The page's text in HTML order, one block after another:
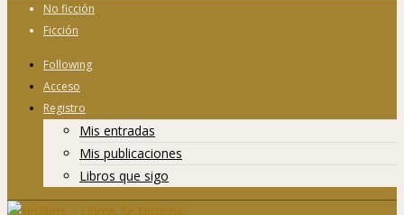
No ficción
Ficción
Following
Acceso
Registro
Mis entradas
Mis publicaciones
Libros que sigo